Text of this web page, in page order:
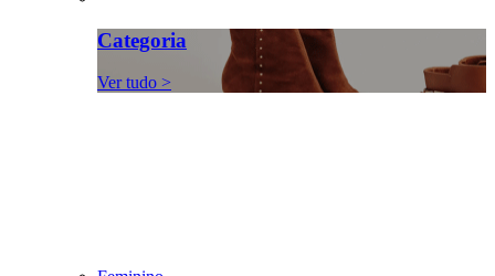
Categoria
Ver tudo >